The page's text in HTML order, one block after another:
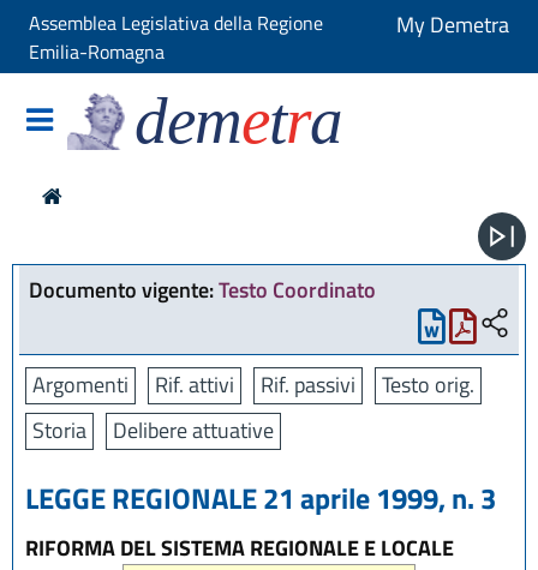
Assemblea Legislativa della Regione
Emilia-Romagna
My Demetra
demetra
Documento vigente:Testo Coordinato
Argomenti Rif. attivi Rif. passivi
Testo orig.
Storia
Delibere attuative
LEGGE REGIONALE 21 aprile 1999, n. 3
RIFORMA DEL SISTEMA REGIONALE E LOCALE